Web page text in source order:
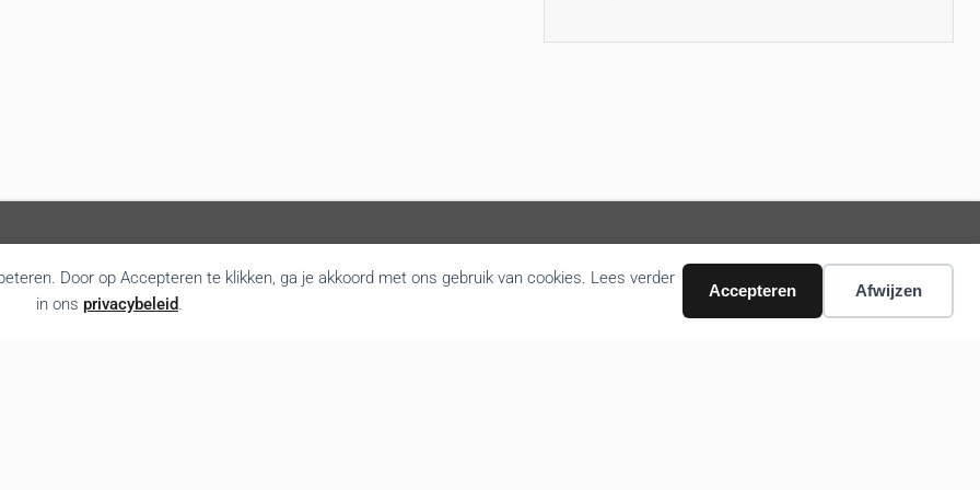
Door op Accepteren te klikken, ga je akkoord met ons gebruik van cookies. Lees verder
in ons privacybeleid.
Accepteren Afwijzen